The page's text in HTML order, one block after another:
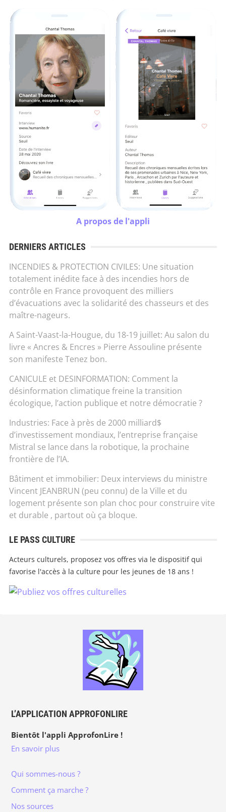
A propos de l'appli
DERNIERS ARTICLES
INCENDIES & PROTECTION CIVILES: Une situation
totalement inédite face à des incendies hors de
contrôle en France provoquent des milliers
d’évacuations avec la solidarité des chasseurs et des
maître-nageurs.
A Saint-Vaast-la-Hougue, du 18-19 juillet: Au salon du
livre « Ancres & Encres » Pierre Assouline présente
son manifeste Tenez bon.
CANICULE et DESINFORMATION: Comment la
désinformation climatique freine la transition
écologique, l’action publique et notre démocratie ?
Industries: Face à près de 2000 milliard$
d’investissement mondiaux, l’entreprise française
Mistral se lance dans la robotique, la prochaine
frontière de l’IA.
Bâtiment et immobilier: Deux interviews du ministre
Vincent JEANBRUN (peu connu) de la Ville et du
logement présente son plan choc pour construire vite
et durable , partout où ça bloque.
LE PASS CULTURE
Acteurs culturels, proposez vos offres via le dispositif qui
favorise l'accès à la culture pour les jeunes de 18 ans !
L’APPLICATION APPROFONLIRE
Bientôt l'appli ApprofonLire !
En savoir plus
Qui sommes-nous ?
Comment ça marche ?
Nos sources